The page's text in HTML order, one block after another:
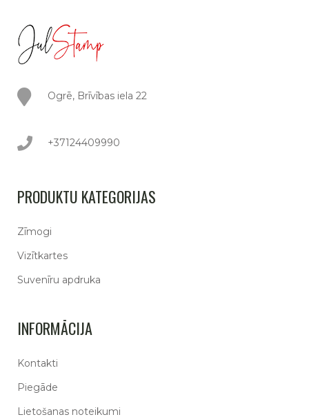
Ogrē, Brīvības iela 22
+37124409990
PRODUKTU KATEGORIJAS
Zīmogi
Vizītkartes
Suvenīru apdruka
INFORMĀCIJA
Kontakti
Piegāde
Lietošanas noteikumi